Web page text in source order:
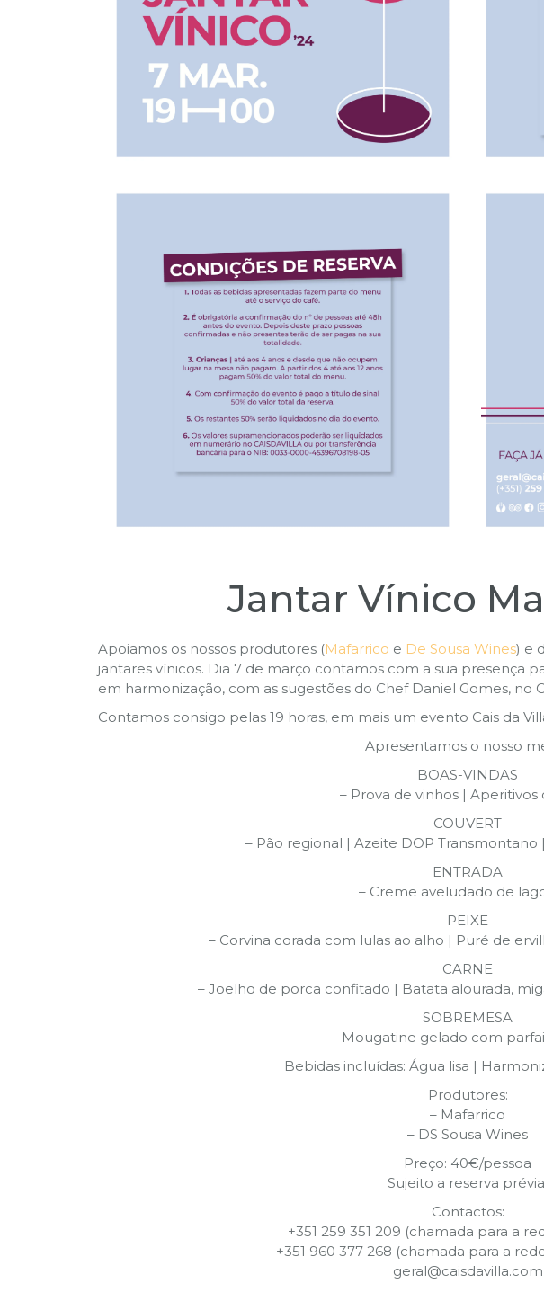
Jantar Vínico
Apoiamos os nossos produtores (Mafarrico e De Sousa Wines) e
jantares vínicos. Dia 7 de março contamos com a sua presença
em harmonização, com as sugestões do Chef Daniel Gomes, no
Contamos consigo pelas 19 horas, em mais um evento Cais da
Apresentamos o nosso
BOAS-VINDAS
– Prova de vinhos | Aperitivos
COUVERT
– Pão regional | Azeite DOP Transmontano
ENTRADA
– Creme aveludado de
PEIXE
– Corvina corada com lulas ao alho | Puré de
CARNE
– Joelho de porca confitado | Batata alourada,
SOBREMESA
– Mougatine gelado com
Bebidas incluídas: Água lisa |
Produtores:
– Mafarrico
– DS Sousa Wines
Preço: 40€/pessoa
Sujeito a reserva
Contactos:
+351 259 351 209 (chamada para a
+351 960 377 268 (chamada para a
geral@caisdavilla.com